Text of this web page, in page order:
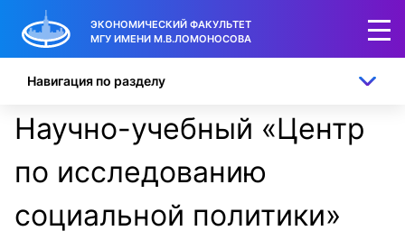
ЭКОНОМИЧЕСКИЙ ФАКУЛЬТЕТ
МГУ ИМЕНИ М.В.ЛОМОНОСОВА
Научно-учебный «Центр
по исследованию
социальной политики»
Навигация по разделу